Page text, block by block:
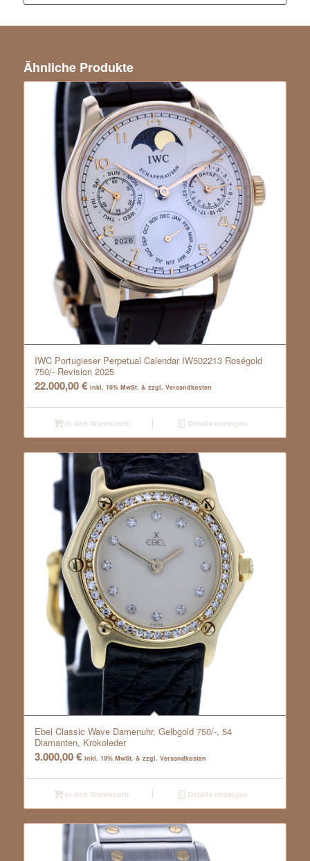
Ähnliche Produkte
IWC Portugieser Perpetual Calendar IW502213 Roségold
750/- Revision 2025
22.000,00€ inkl. 19% MwSt. & zzgl. Versandkosten
In den Warenkorb Details anzeigen
Ebel Classic Wave Damenuhr, Gelbgold 750/-, 54
Diamanten, Krokoleder
3.000,00€ inkl. 19% MwSt. & zzgl. Versandkosten
In den Warenkorb Details anzeigen